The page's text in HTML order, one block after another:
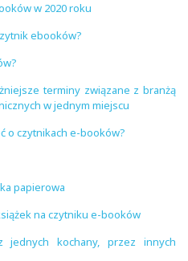
w 2020 roku
ebooków?
terminy związane z branżą
w jednym miejscu
o czytnikach e-booków?
papierowa
na czytniku e-booków
jednych kochany, przez innych